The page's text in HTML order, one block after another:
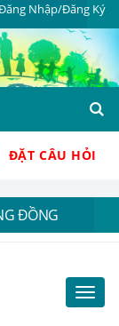
Nhập/Đăng Ký
ĐẶT CÂU HỎI
ĐỒNG